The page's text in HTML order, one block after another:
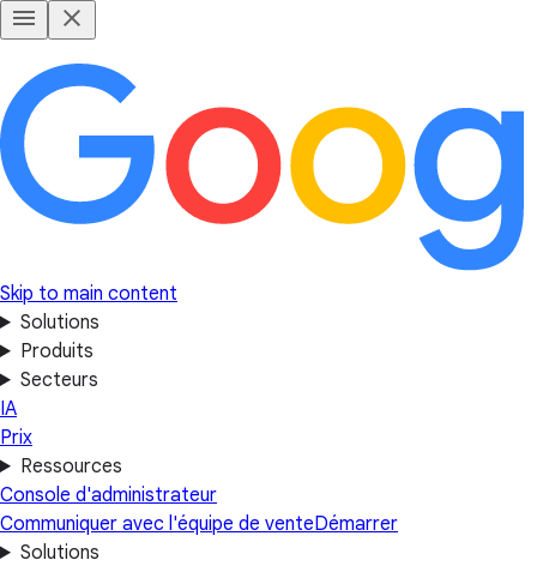
Skip to main content
Solutions
Produits
Secteurs
IA
Prix
Ressources
Console d'administrateur
Communiquer avec l'équipe de venteDémarrer
Solutions